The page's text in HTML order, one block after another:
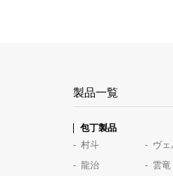
製品一覧
包丁製品
村斗
ヴェ
龍治
雲竜